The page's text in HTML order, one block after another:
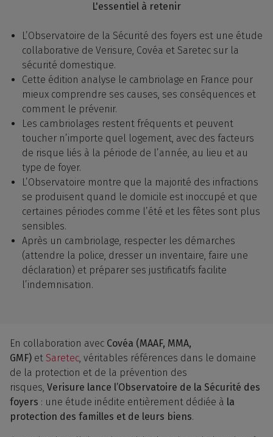
L'essentiel à retenir
L’Observatoire de la Sécurité des foyers est une étude
collaborative de Verisure, Covéa et Saretec sur la
sécurité domestique.
Cette édition analyse le cambriolage en France pour
mieux comprendre ses causes, ses conséquences et
comment le prévenir.
Les cambriolages restent fréquents et peuvent
toucher n’importe quel logement, avec des facteurs
de risque liés à la période de l’année, au lieu et au
type de foyer.
L’Observatoire montre que la majorité des infractions
se produisent quand le domicile est inoccupé et que
certaines périodes comme l’été et les fêtes sont plus
sensibles.
Après un cambriolage, respecter les démarches
(attendre la police, dresser un inventaire, faire une
déclaration) et préparer ses justificatifs facilite
l’indemnisation.
En collaboration avec Covéa (MAAF, MMA,
GMF) et Saretec, véritables références dans le domaine
de la protection et de la prévention des
risques, Verisure lance l’Observatoire de la Sécurité des
foyers : une étude inédite entièrement dédiée à la
protection des familles et de leurs biens.